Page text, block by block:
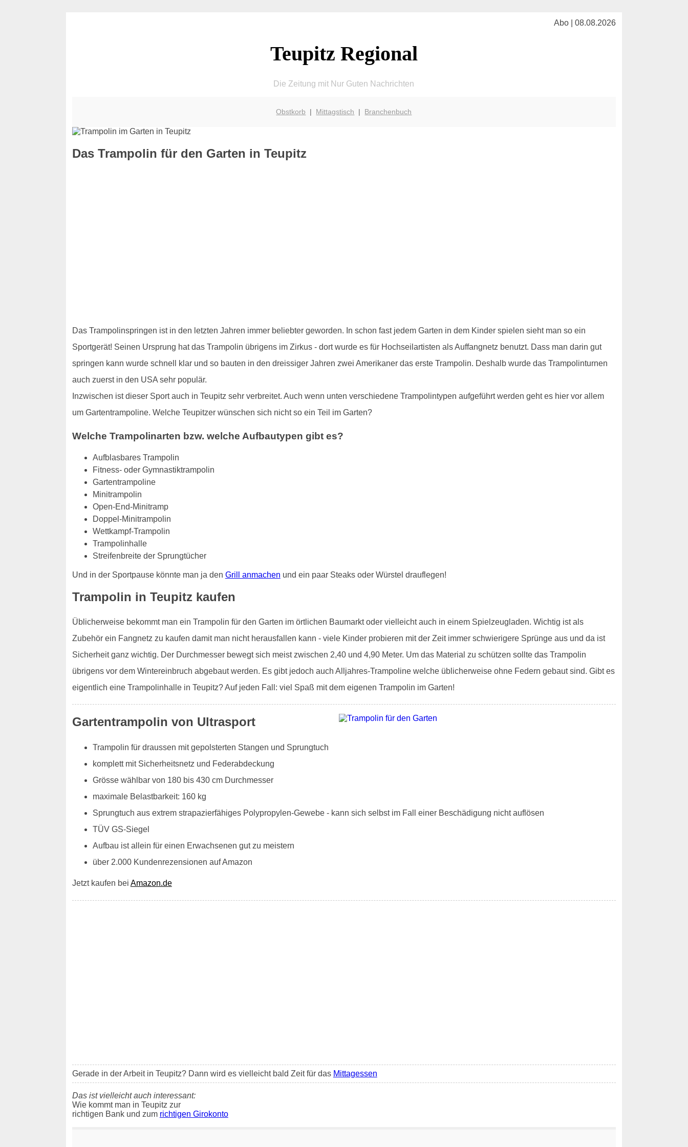
Abo | 08.08.2026
Teupitz Regional
Die Zeitung mit Nur Guten Nachrichten
Obstkorb | Mittagstisch | Branchenbuch
Das Trampolin für den Garten in Teupitz
Das Trampolinspringen ist in den letzten Jahren immer beliebter geworden. In schon fast jedem Garten in dem Kinder spielen sieht man so ein
Sportgerät! Seinen Ursprung hat das Trampolin übrigens im Zirkus - dort wurde es für Hochseilartisten als Auffangnetz benutzt. Dass man darin gut
springen kann wurde schnell klar und so bauten in den dreissiger Jahren zwei Amerikaner das erste Trampolin. Deshalb wurde das Trampolinturnen
auch zuerst in den USA sehr populär.
Inzwischen ist dieser Sport auch in Teupitz sehr verbreitet. Auch wenn unten verschiedene Trampolintypen aufgeführt werden geht es hier vor allem
um Gartentrampoline. Welche Teupitzer wünschen sich nicht so ein Teil im Garten?
Welche Trampolinarten bzw. welche Aufbautypen gibt es?
Aufblasbares Trampolin
Fitness- oder Gymnastiktrampolin
Gartentrampoline
Minitrampolin
Open-End-Minitramp
Doppel-Minitrampolin
Wettkampf-Trampolin
Trampolinhalle
Streifenbreite der Sprungtücher
Und in der Sportpause könnte man ja den Grill anmachen und ein paar Steaks oder Würstel drauflegen!
Trampolin in Teupitz kaufen
Üblicherweise bekommt man ein Trampolin für den Garten im örtlichen Baumarkt oder vielleicht auch in einem Spielzeugladen. Wichtig ist als
Zubehör ein Fangnetz zu kaufen damit man nicht herausfallen kann - viele Kinder probieren mit der Zeit immer schwierigere Sprünge aus und da ist
Sicherheit ganz wichtig. Der Durchmesser bewegt sich meist zwischen 2,40 und 4,90 Meter. Um das Material zu schützen sollte das Trampolin
übrigens vor dem Wintereinbruch abgebaut werden. Es gibt jedoch auch Alljahres-Trampoline welche üblicherweise ohne Federn gebaut sind. Gibt es
eigentlich eine Trampolinhalle in Teupitz? Auf jeden Fall: viel Spaß mit dem eigenen Trampolin im Garten!
Gartentrampolin von Ultrasport
Trampolin für draussen mit gepolsterten Stangen und Sprungtuch
komplett mit Sicherheitsnetz und Federabdeckung
Grösse wählbar von 180 bis 430 cm Durchmesser
maximale Belastbarkeit: 160 kg
Sprungtuch aus extrem strapazierfähiges Polypropylen-Gewebe - kann sich selbst im Fall einer Beschädigung nicht auflösen
TÜV GS-Siegel
Aufbau ist allein für einen Erwachsenen gut zu meistern
über 2.000 Kundenrezensionen auf Amazon
Jetzt kaufen bei Amazon.de
Gerade in der Arbeit in Teupitz? Dann wird es vielleicht bald Zeit für das Mittagessen
Das ist vielleicht auch interessant:
Wie kommt man in Teupitz zur
richtigen Bank und zum richtigen Girokonto